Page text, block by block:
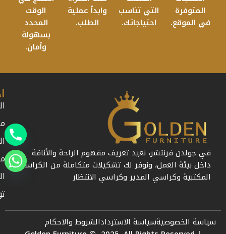
المتوفرة
في الموقع.
التي تناسب
احتياجاتك.
وابدأ عملية
الطلب.
الوقت
المحدد
بسهولة
وأمان.
في جولدن فرنتشر، نعيد تعريف مفهوم الراحة والأناقة
داخل بيئة العمل، ونوفر لك تشكيلات متكاملة من الكراسي
المكتبية وكراسي المدير وكراسي الانتظار
سياسة الخصوصيةسياسة الاستردادالشروط والاحكام